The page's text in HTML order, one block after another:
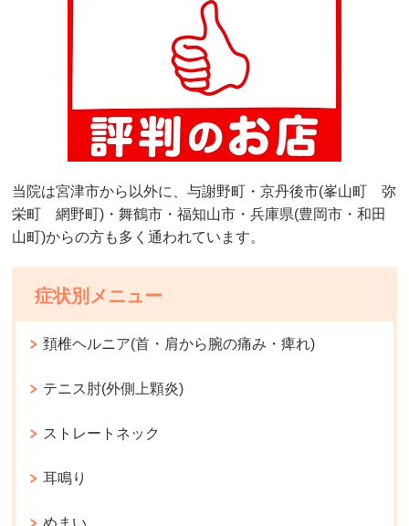
当院は宮津市から以外に、与謝野町・京丹後市(峯山町 弥
栄町 網野町)・舞鶴市・福知山市・兵庫県(豊岡市・和田
山町)からの方も多く通われています。
症状別メニュー
頚椎ヘルニア(首・肩から腕の痛み・痺れ)
テニス肘(外側上顆炎)
ストレートネック
耳鳴り